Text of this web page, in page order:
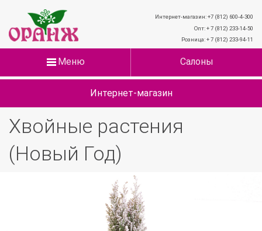
Интернет-магазин: +7 (812) 600-4-300
Опт: + 7 (812) 233-14-50
Розница: + 7 (812) 233-94-11
Меню Салоны
Интернет-магазин
Хвойные растения
(Новый Год)